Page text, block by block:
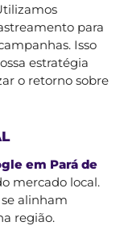
para
Isso
estratégia
o retorno sobre
em Pará de
mercado local.
alinham
região.